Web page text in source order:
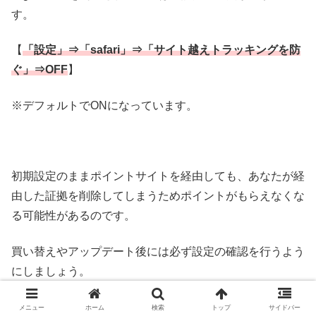
す。
【「設定」⇒「safari」⇒「サイト越えトラッキングを防
ぐ」⇒OFF】
※デフォルトでONになっています。
初期設定のままポイントサイトを経由しても、あなたが経
由した証拠を削除してしまうためポイントがもらえなくな
る可能性があるのです。
買い替えやアップデート後には必ず設定の確認を行うよう
にしましょう。
メニュー ホーム 検索 トップ サイドバー